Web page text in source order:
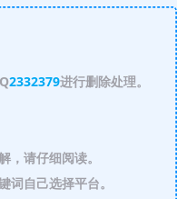
2332379进行删除处理。
，请仔细阅读。
自己选择平台。